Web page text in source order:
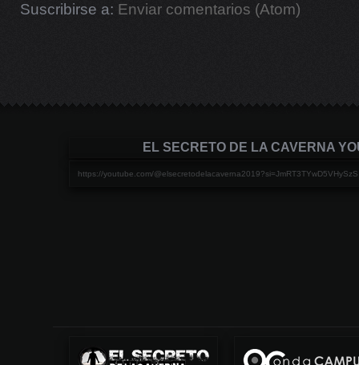
Suscribirse a: Enviar comentarios (Atom)
EL SECRETO DE LA CAVERNA
https://youtube.com/@elsecretodelacaverna2019?si=JmRT3TYwD5VHySzS